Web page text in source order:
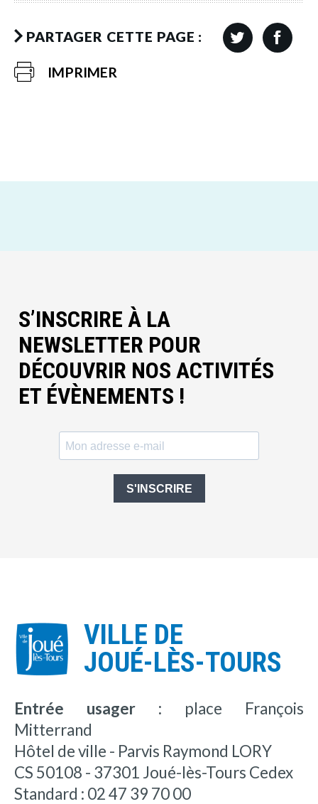
PARTAGER CETTE PAGE :
IMPRIMER
S’INSCRIRE À LA
NEWSLETTER POUR
DÉCOUVRIR NOS ACTIVITÉS
ET ÉVÈNEMENTS !
S'INSCRIRE
VILLE DE
JOUÉ-LÈS-TOURS
Entrée usager : place François
Mitterrand
Hôtel de ville - Parvis Raymond LORY
CS 50108 - 37301 Joué-lès-Tours Cedex
Standard : 02 47 39 70 00